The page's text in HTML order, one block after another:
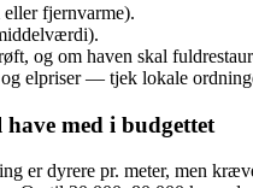
fjernvarme).
og om haven skal
elpriser — tjek lokale
med i budgettet
er dyrere pr. meter, men